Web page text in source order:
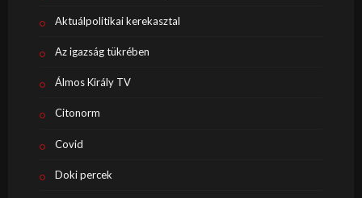
Aktuálpolitikai kerekasztal
Az igazság tükrében
Álmos Király TV
Citonorm
Covid
Doki percek